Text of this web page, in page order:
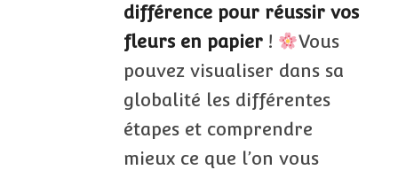
différence pour réussir vos
fleurs en papier !
Vous
pouvez visualiser dans sa
globalité les différentes
étapes et comprendre
mieux ce que l’on vous